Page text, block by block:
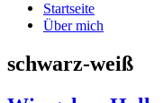
Startseite
Über mich
schwarz-weiß